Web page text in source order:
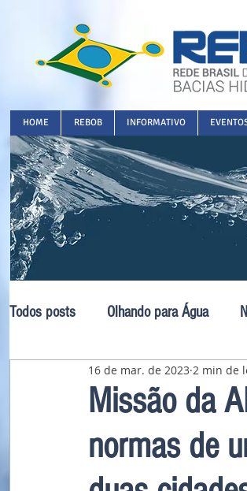
HOME REBOB INFORMATIVO
Todos posts Olhando para Água
Pavilhão Latino-Americano
Missão da
normas de
16 de mar. de 2023 2 min de